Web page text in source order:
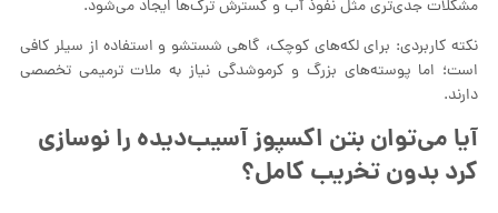
مشکلات جدی‌تری مثل نفوذ آب و گسترش ترک‌ها ایجاد می‌شود.
نکته کاربردی: برای لکه‌های کوچک، گاهی شستشو و استفاده از سیلر کافی
است؛ اما پوسته‌های بزرگ و کرموشدگی نیاز به ملات ترمیمی تخصصی
دارند.
آیا می‌توان بتن اکسپوز آسیب‌دیده را نوسازی
کرد بدون تخریب کامل؟